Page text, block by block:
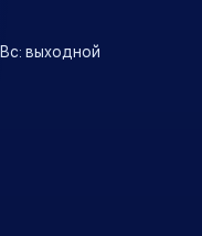
Вс: выходной